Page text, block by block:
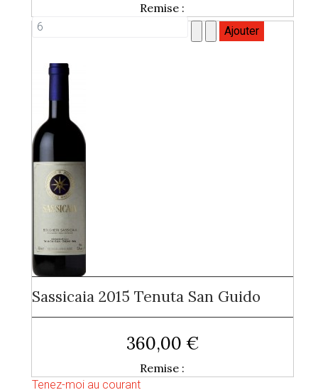
Remise :
Sassicaia 2015 Tenuta San Guido
360,00 €
Remise :
Tenez-moi au courant